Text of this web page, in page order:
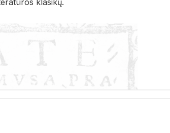
kla­si­kų.